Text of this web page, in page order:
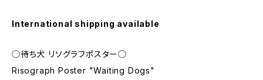
International shipping available
◯待ち犬 リソグラフポスター◯
Risograph Poster "Waiting Dogs"